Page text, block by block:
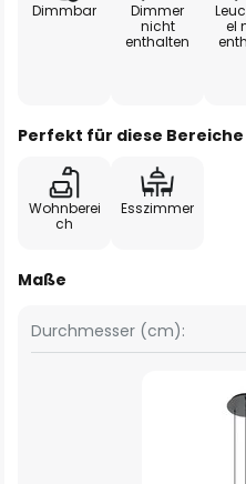
Dimmbar
Dimmer
nicht
enthalten
el
Perfekt für diese Bereiche
Wohnberei
ch
Esszimmer
Maße
Durchmesser (cm):